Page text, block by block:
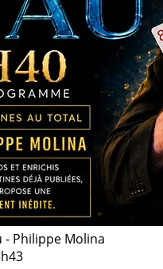
- Philippe Molina